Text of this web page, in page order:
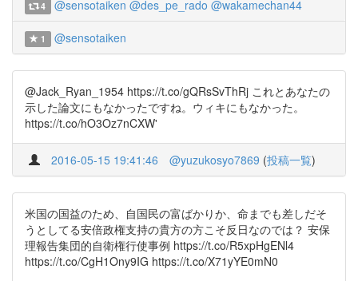
4 @sensotaiken @des_pe_rado @wakamechan44
1 @sensotaiken
@Jack_Ryan_1954 https://t.co/gQRsSvThRj これとあなたの
示した論文にもなかったですね。ウィキにもなかった。
https://t.co/hO3Oz7nCXW'
2016-05-15 19:41:46 @yuzukosyo7869 (投稿一覧)
米国の国益のため、自国民の富ばかりか、命までも差しだそ
うとしてる安倍政権支持の貴方の方こそ反日なのでは？ 安保
理報告集団的自衛権行使事例 https://t.co/R5xpHgENl4
https://t.co/CgH1Ony9IG https://t.co/X71yYE0mN0